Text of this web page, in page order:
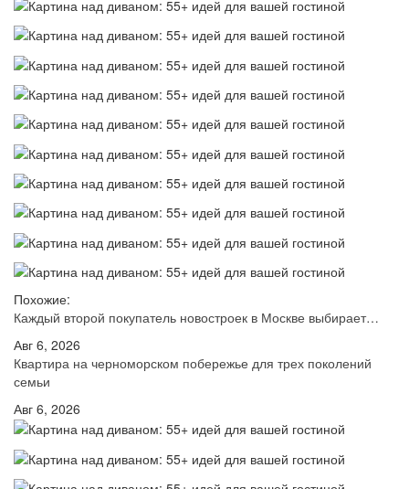
Похожие:
Каждый второй покупатель новостроек в Москве выбирает…
Авг 6, 2026
Квартира на черноморском побережье для трех поколений
семьи
Авг 6, 2026